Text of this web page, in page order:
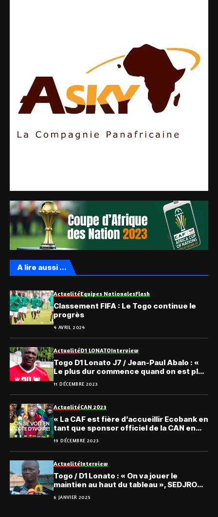
A lire aussi ...
ActualitéEquipes NationalesFlash
Classement FIFA : Le Togo continue le
progrès
4 AVRIL 2024
ActualitéD1 LONATOInterview
Togo D1 Lonato J7 / Jean-Paul Abalo : «
Le plus dur commence quand on est plus
haut … »
11 DÉCEMBRE 2023
ActualitéCAN 2023
« La CAF est fière d’accueillir Ecobank en
tant que sponsor officiel de la CAN en
Côte d’Ivoire »: Patrice Motsepe .
19 DÉCEMBRE 2023
ActualitéInterview
Togo / D1 Lonato : « On va jouer le
maintien au haut du tableau », SEDJRO
6 JANVIER 2025